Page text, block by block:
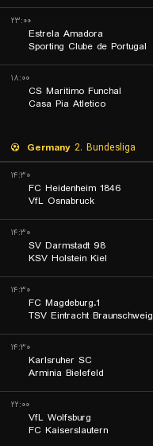
۲۳:۰۰
Estrela Amadora
Sporting Clube de Portugal
۱۸:۰۰
CS Maritimo Funchal
Casa Pia Atletico
Germany 2. Bundesliga
۱۴:۳۰
FC Heidenheim 1846
VfL Osnabruck
۱۴:۳۰
SV Darmstadt 98
KSV Holstein Kiel
۱۴:۳۰
1.FC Magdeburg
TSV Eintracht Braunschweig
۱۴:۳۰
Karlsruher SC
Arminia Bielefeld
۲۲:۰۰
VfL Wolfsburg
FC Kaiserslautern